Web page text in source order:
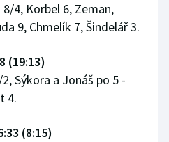
4, Korbel 6, Zeman,
9, Chmelík 7, Šindelář 3.
(19:13)
Sýkora a Jonáš po 5 -
4.
(8:15)